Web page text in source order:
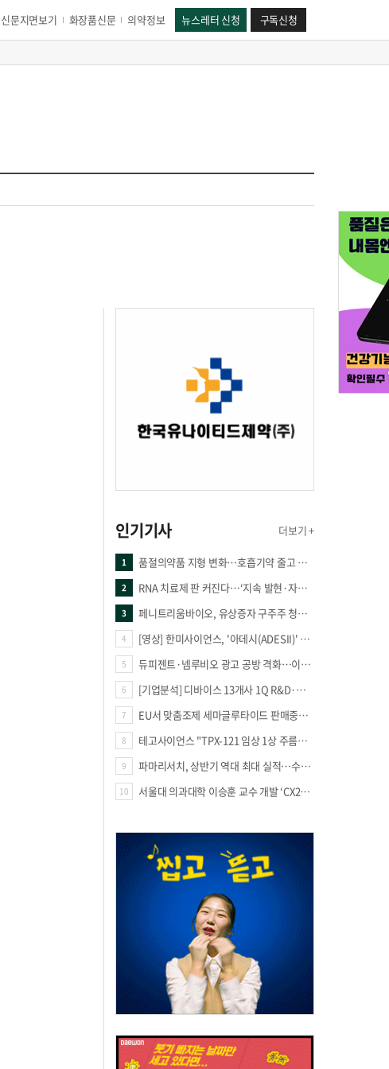
신문지면보기 화장품신문 의약정보 뉴스레터 신청 구독신청
인기기사 더보기 +
1 품절의약품 지형 변화…호흡기약 줄고 만성질환 복합제 늘었다
2 RNA 치료제 판 커진다…‘지속 발현·자가증폭·단백질 복원’ 경쟁
3 페니트리움바이오, 유상증자 구주주 청약률 91.03% 기록
4 [영상] 한미사이언스, '아데시(ADESII)' 앞세워 더마 시장 판도 바꾼다
5 듀피젠트·넴루비오 광고 공방 격화…이번엔 사노피가 일부 문구 변경
6 [기업분석] 디바이스 13개사 1Q R&D·해외매출 증가
7 EU서 맞춤조제 세마글루타이드 판매중단 판결
8 테고사이언스 "TPX-121 임상 1상 주름개선 66.7%·안전성 확보"
9 파마리서치, 상반기 역대 최대 실적…수출 47% 늘며 성장 견인
10 서울대 의과대학 이승훈 교수 개발 ‘CX213’, 미국 FDA 패스트트랙 지정